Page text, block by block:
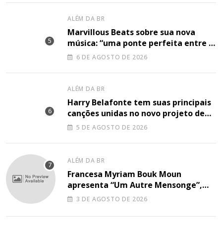
ALÉM DA BR
Marvillous Beats sobre sua nova
música: “uma ponte perfeita entre o
hip-hop underground e a elegância
6 DE AGOSTO DE 2026
ALÉM DA BR
Harry Belafonte tem suas principais
canções unidas no novo projeto de
Sir5 DE AGOSTO DE 2026
ALÉM DA BR
Francesa Myriam Bouk Moun
apresenta “Um Autre Mensonge”,
canção à capella
3 DE AGOSTO DE 2026